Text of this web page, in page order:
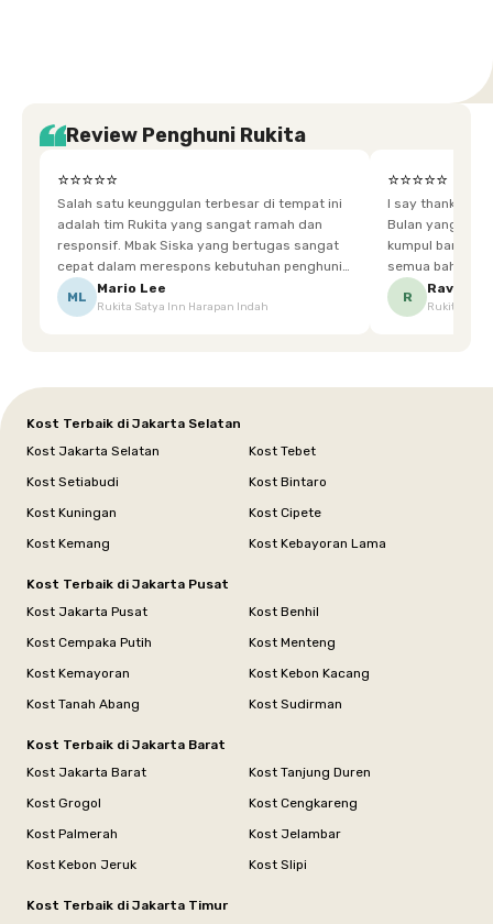
Review Penghuni Rukita
⭐⭐⭐⭐⭐
Salah satu keunggulan terbesar di tempat ini
adalah tim Rukita yang sangat ramah dan
responsif. Mbak Siska yang bertugas sangat
cepat dalam merespons kebutuhan penghuni.
Ketika saya meminta keset karena sempat
terpeleset, permintaan tersebut langsung
ML
Mario Lee
Rukita Satya Inn Harapan Indah
⭐⭐⭐⭐⭐
I say thankyou
Bulan yang super happy! banyak
kumpul bareng
semua bahagia
mgkn saran dari air aja & kebersihan lebih di
R
Ravena
Rukita
Kost Terbaik di Jakarta Selatan
Kost Jakarta Selatan
Kost Tebet
Kost Setiabudi
Kost Bintaro
Kost Kuningan
Kost Cipete
Kost Kemang
Kost Kebayoran Lama
Kost Terbaik di Jakarta Pusat
Kost Jakarta Pusat
Kost Benhil
Kost Cempaka Putih
Kost Menteng
Kost Kemayoran
Kost Kebon Kacang
Kost Tanah Abang
Kost Sudirman
Kost Terbaik di Jakarta Barat
Kost Jakarta Barat
Kost Tanjung Duren
Kost Grogol
Kost Cengkareng
Kost Palmerah
Kost Jelambar
Kost Kebon Jeruk
Kost Slipi
Kost Terbaik di Jakarta Timur